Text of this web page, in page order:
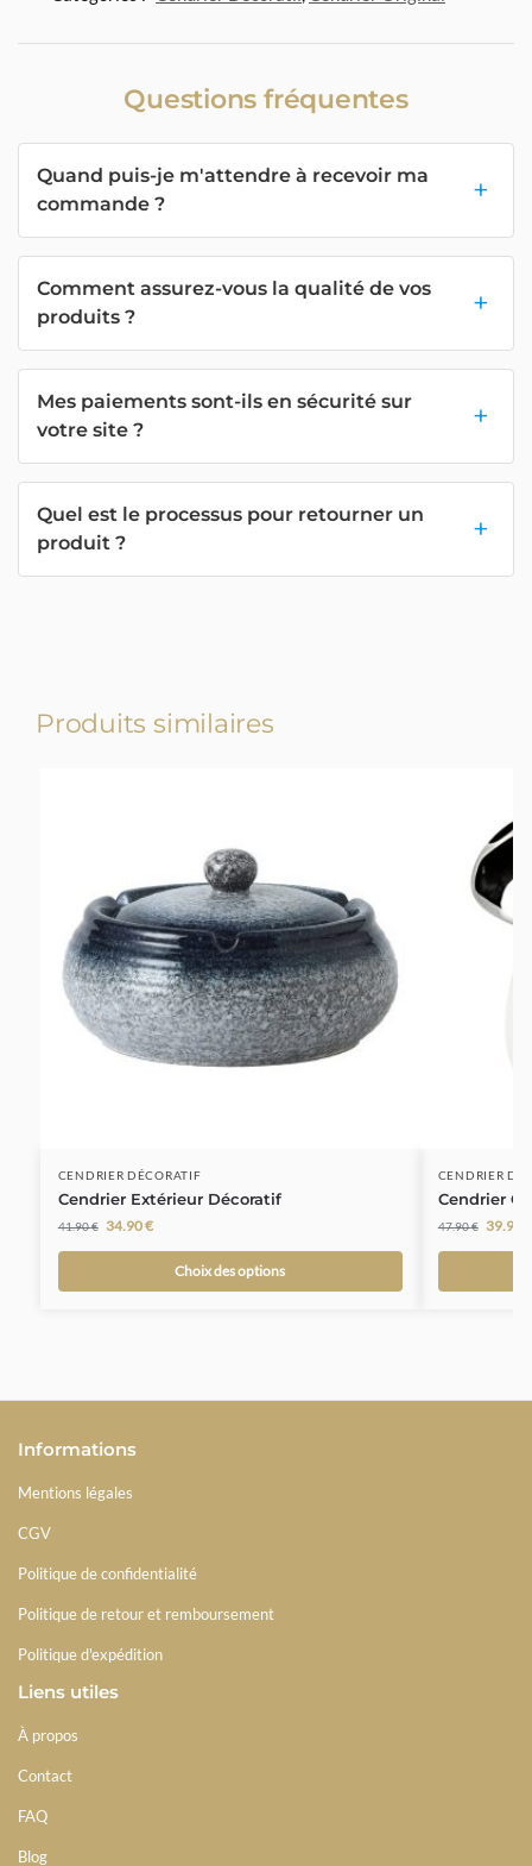
Questions fréquentes
Quand puis-je m'attendre à recevoir ma
commande ?
Comment assurez-vous la qualité de vos
produits ?
Mes paiements sont-ils en sécurité sur
votre site ?
Quel est le processus pour retourner un
produit ?
Produits similaires
CENDRIER DÉCORATIF
Cendrier Extérieur Décoratif
41.90€ 34.90€
Choix des options
CENDRIER
Cendrier
47.90€ 39.90
Informations
Mentions légales
CGV
Politique de confidentialité
Politique de retour et remboursement
Politique d'expédition
Liens utiles
À propos
Contact
FAQ
Blog